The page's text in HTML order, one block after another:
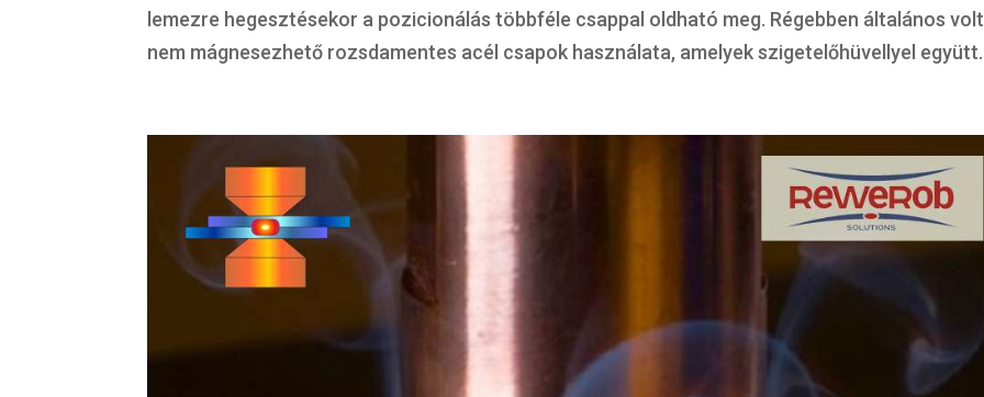
lemezre hegesztésekor a pozicionálás többféle csappal oldható meg. Régebben általános
nem mágnesezhető rozsdamentes acél csapok használata, amelyek szigetelőhüvellyel